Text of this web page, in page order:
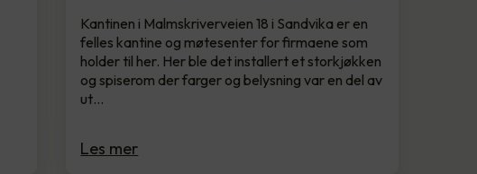
Kantinen i Malmskriverveien 18 i Sandvika er en
felles kantine og møtesenter for firmaene som
holder til her. Her ble det installert et storkjøkken
og spiserom der farger og belysning var en del av
ut…
Les mer